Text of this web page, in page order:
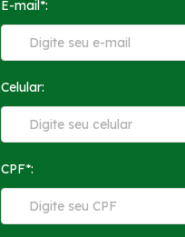
E-mail*:
Celular:
CPF*: